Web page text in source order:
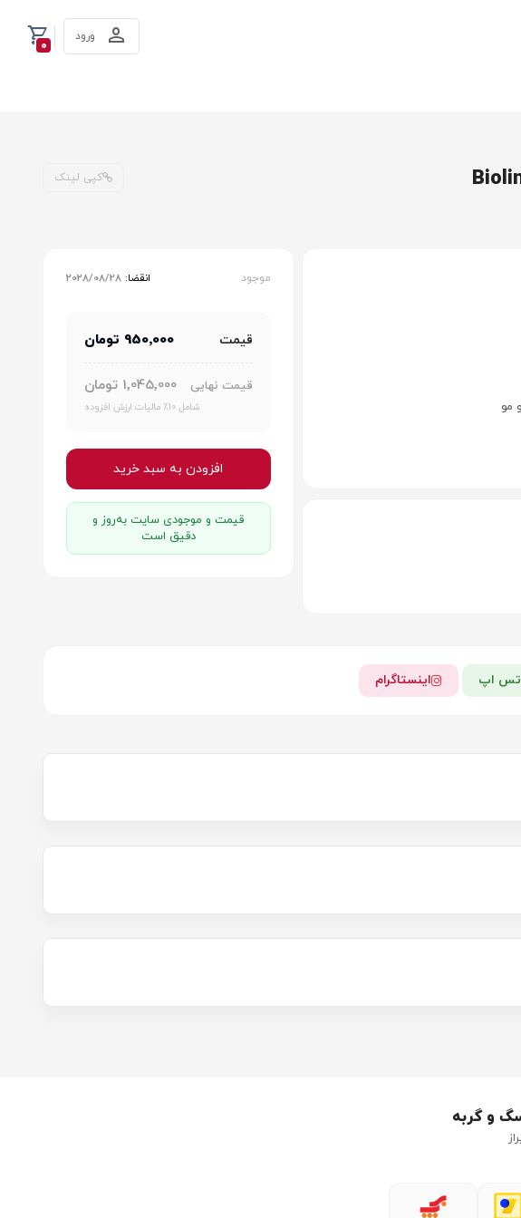
0
ورود
کپی لینک
مو
موجود انقضا: 2028/08/28
قیمت 950٬000 تومان
قیمت نهایی 1٬045٬000 تومان
شامل 10٪ مالیات ارزش افزوده
افزودن به سبد خرید
قیمت و موجودی سایت به‌روز و
دقیق است
اپ اینستاگرام
و گربه